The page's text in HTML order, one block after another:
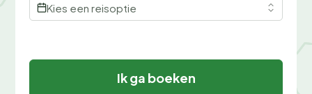
Kies een reisoptie
Ik ga boeken